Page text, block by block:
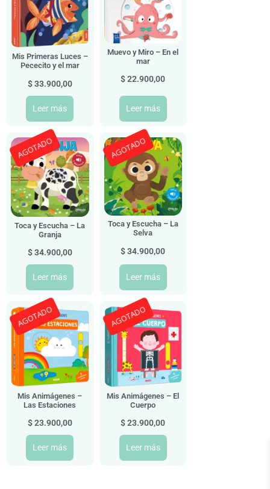
Mis Primeras Luces –
Pececito y el mar
$33.900,00
Leer más
Muevo y Miro – En el
mar
$22.900,00
Leer más
AGOTADO
Toca y Escucha – La
Granja
$34.900,00
Leer más
AGOTADO
Toca y Escucha – La
Selva
$34.900,00
Leer más
AGOTADO
Mis Animágenes –
Las Estaciones
$23.900,00
Leer más
AGOTADO
Mis Animágenes – El
Cuerpo
$23.900,00
Leer más